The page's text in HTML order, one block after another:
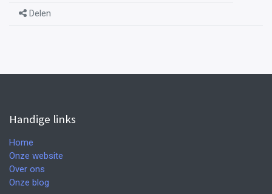
Delen
Handige links
Home
Onze website
Over ons
Onze blog